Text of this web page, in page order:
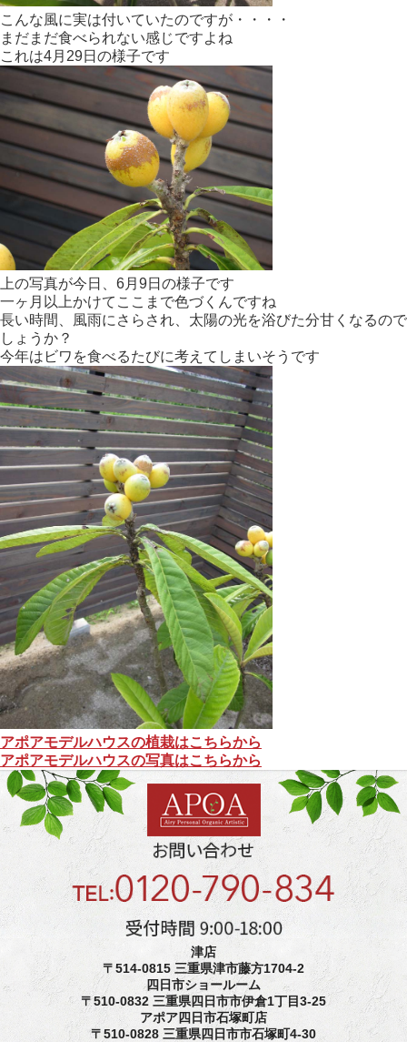
こんな風に実は付いていたのですが・・・・
まだまだ食べられない感じですよね
これは4月29日の様子です
上の写真が今日、6月9日の様子です
一ヶ月以上かけてここまで色づくんですね
長い時間、風雨にさらされ、太陽の光を浴びた分甘くなるので
しょうか？
今年はビワを食べるたびに考えてしまいそうです
アポアモデルハウスの植栽はこちらから
アポアモデルハウスの写真はこちらから
津店
〒514-0815 三重県津市藤方1704-2
四日市ショールーム
〒510-0832 三重県四日市市伊倉1丁目3-25
アポア四日市石塚町店
〒510-0828 三重県四日市市石塚町4-30